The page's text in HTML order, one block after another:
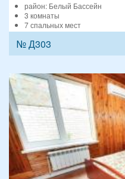
район: Белый Бассейн
3 комнаты
7 спальных мест
№ Д303